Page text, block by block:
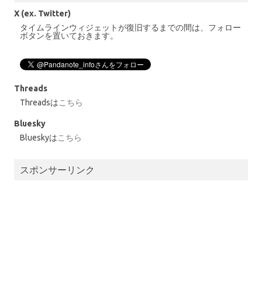
X (ex. Twitter)
タイムラインウィジェットが復旧するまでの間は、フォロー
ボタンを置いておきます。
Threads
Threadsはこちら
Bluesky
Blueskyはこちら
スポンサーリンク